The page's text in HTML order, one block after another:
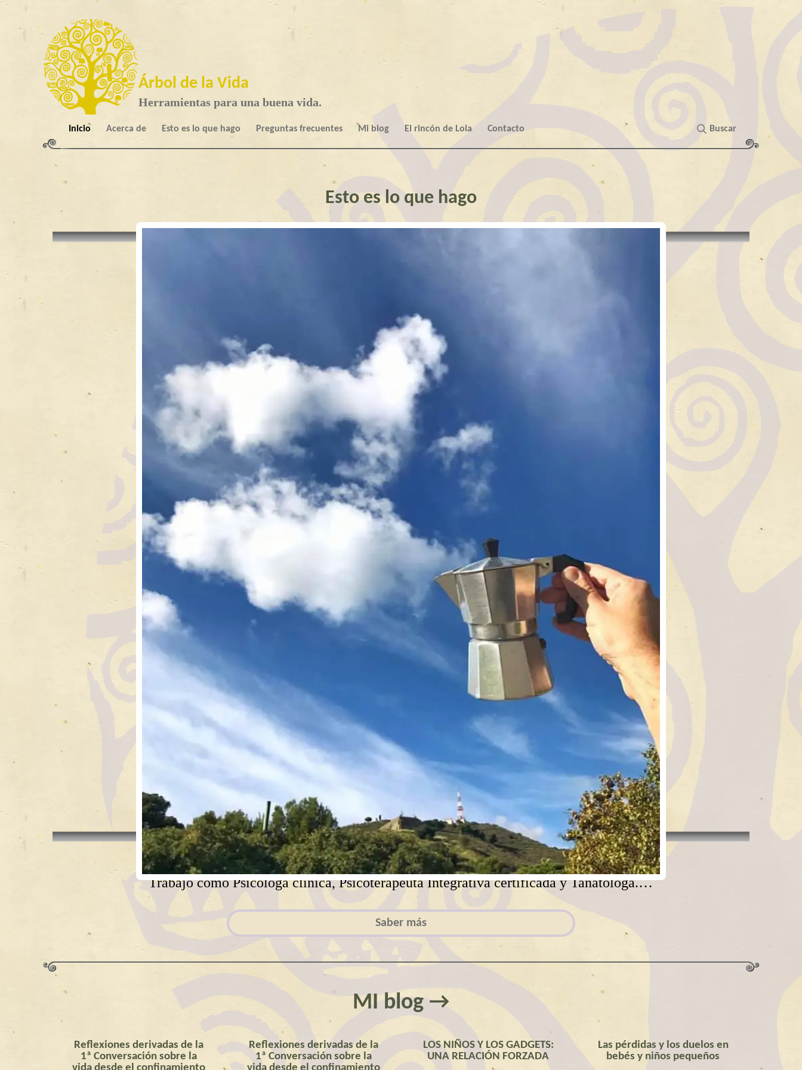
Árbol de la Vida
Herramientas para una buena vida.
Inicio Acerca de Esto es lo que hago Preguntas frecuentes Mi blog El rincón de Lola Contacto Buscar
Esto es lo que hago
Trabajo como Psicóloga clínica, Psicoterapeuta Integrativa certificada y Tanatóloga.…
Saber más
MI blog →
Reflexiones derivadas de la
1ª Conversación sobre la
Reflexiones derivadas de la
1ª Conversación sobre la
LOS NIÑOS Y LOS GADGETS:
UNA RELACIÓN FORZADA
Las pérdidas y los duelos en
bebés y niños pequeños